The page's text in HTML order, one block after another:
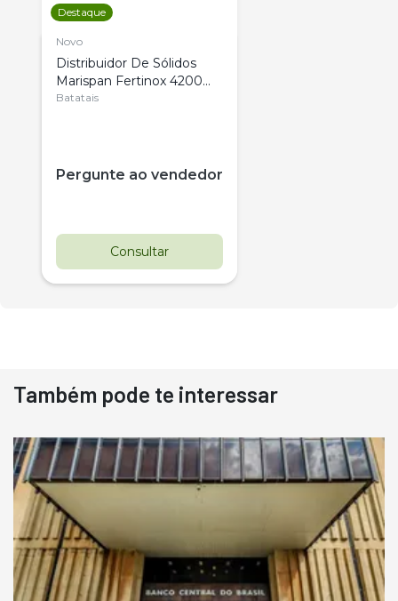
Destaque
Novo
Distribuidor De Sólidos
Marispan Fertinox 4200
Citrus
Batatais
Pergunte ao vendedor
Consultar
Destaque
Usado
Pá Carregadeira Cat 966
Ano 1987
R$ 145.000
Também pode te interessar